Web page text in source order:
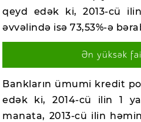
qeyd edək ki, 2013-cü
əvvəlində isə 73,53%-ə
Ən yüksək
Bankların ümumi kredit
edək ki, 2014-cü ilin 1
manata, 2013-cü ilin